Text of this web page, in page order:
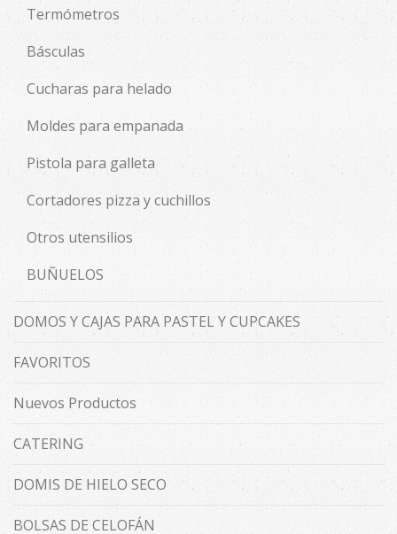
Termómetros
Básculas
Cucharas para helado
Moldes para empanada
Pistola para galleta
Cortadores pizza y cuchillos
Otros utensilios
BUÑUELOS
DOMOS Y CAJAS PARA PASTEL Y CUPCAKES
FAVORITOS
Nuevos Productos
CATERING
DOMIS DE HIELO SECO
BOLSAS DE CELOFÁN